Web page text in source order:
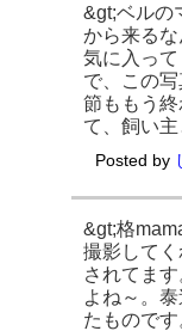
&gt;ベルの
から来る
気に入っ
で、この
節ももう
て、飼い
Posted by
&gt;格
撮影して
されてま
よね～。
たもので